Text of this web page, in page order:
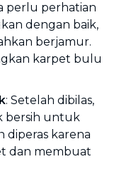
perlu perhatian
dengan baik,
berjamur.
karpet bulu
: Setelah dibilas,
bersih untuk
diperas karena
dan membuat